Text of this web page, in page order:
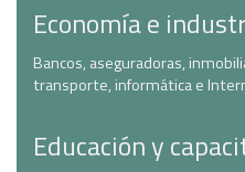
Economía e
Bancos, aseguradoras,
transporte, informática e
Educación y